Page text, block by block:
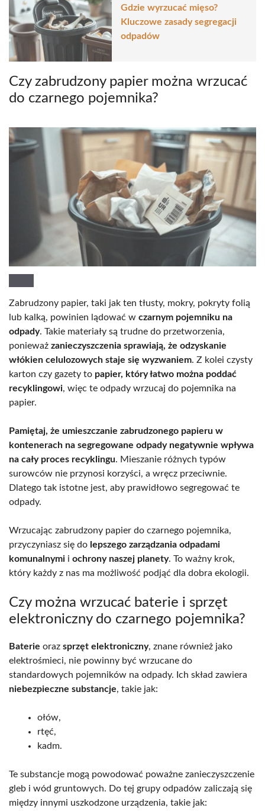
Gdzie wyrzucać mięso?
Kluczowe zasady segregacji
odpadów
Czy zabrudzony papier można wrzucać
do czarnego pojemnika?
Zabrudzony papier, taki jak ten tłusty, mokry, pokryty folią
lub kalką, powinien lądować w czarnym pojemniku na
odpady. Takie materiały są trudne do przetworzenia,
ponieważ zanieczyszczenia sprawiają, że odzyskanie
włókien celulozowych staje się wyzwaniem. Z kolei czysty
karton czy gazety to papier, który łatwo można poddać
recyklingowi, więc te odpady wrzucaj do pojemnika na
papier.
Pamiętaj, że umieszczanie zabrudzonego papieru w
kontenerach na segregowane odpady negatywnie wpływa
na cały proces recyklingu. Mieszanie różnych typów
surowców nie przynosi korzyści, a wręcz przeciwnie.
Dlatego tak istotne jest, aby prawidłowo segregować te
odpady.
Wrzucając zabrudzony papier do czarnego pojemnika,
przyczyniasz się do lepszego zarządzania odpadami
komunalnymi i ochrony naszej planety. To ważny krok,
który każdy z nas ma możliwość podjąć dla dobra ekologii.
Czy można wrzucać baterie i sprzęt
elektroniczny do czarnego pojemnika?
Baterie oraz sprzęt elektroniczny, znane również jako
elektrośmieci, nie powinny być wrzucane do
standardowych pojemników na odpady. Ich skład zawiera
niebezpieczne substancje, takie jak:
ołów,
rtęć,
kadm.
Te substancje mogą powodować poważne zanieczyszczenie
gleb i wód gruntowych. Do tej grupy odpadów zaliczają się
między innymi uszkodzone urządzenia, takie jak: